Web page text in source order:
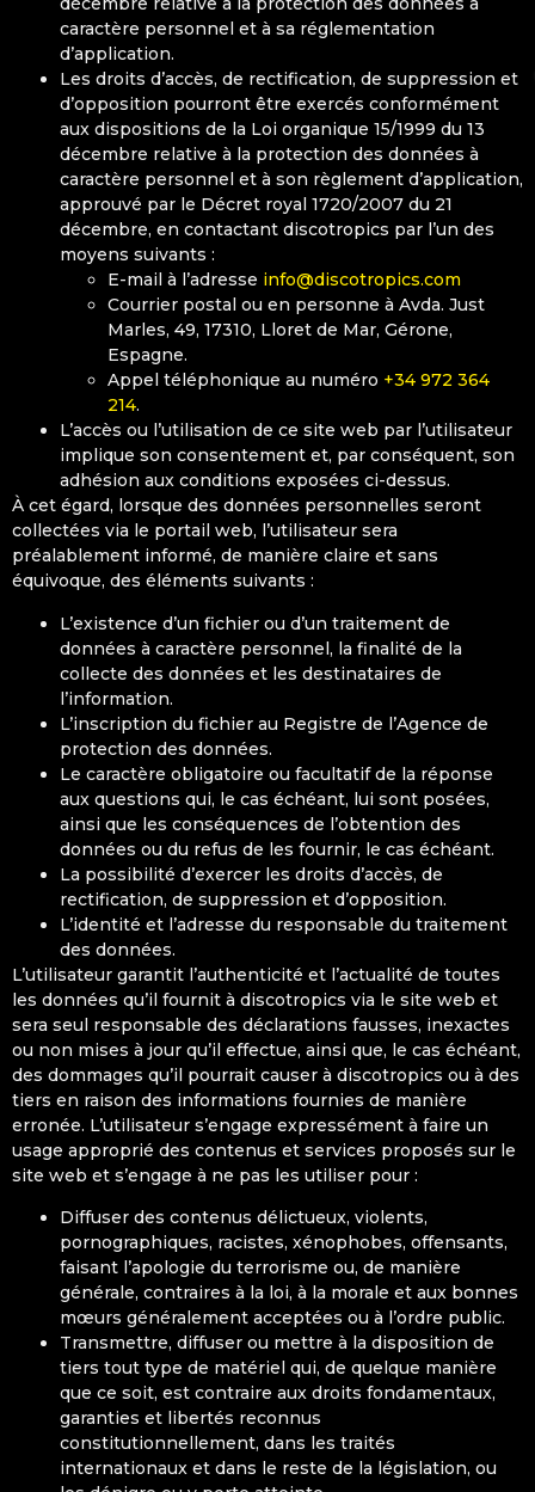
caractère personnel et à sa réglementation
d’application.
Les droits d’accès, de rectification, de suppression et
d’opposition pourront être exercés conformément
aux dispositions de la Loi organique 15/1999 du 13
décembre relative à la protection des données à
caractère personnel et à son règlement d’application,
approuvé par le Décret royal 1720/2007 du 21
décembre, en contactant discotropics par l’un des
moyens suivants :
E-mail à l’adresse info@discotropics.com
Courrier postal ou en personne à Avda. Just
Marles, 49, 17310, Lloret de Mar, Gérone,
Espagne.
Appel téléphonique au numéro +34 972 364
214.
L’accès ou l’utilisation de ce site web par l’utilisateur
implique son consentement et, par conséquent, son
adhésion aux conditions exposées ci-dessus.
À cet égard, lorsque des données personnelles seront
collectées via le portail web, l’utilisateur sera
préalablement informé, de manière claire et sans
équivoque, des éléments suivants :
L’existence d’un fichier ou d’un traitement de
données à caractère personnel, la finalité de la
collecte des données et les destinataires de
l’information.
L’inscription du fichier au Registre de l’Agence de
protection des données.
Le caractère obligatoire ou facultatif de la réponse
aux questions qui, le cas échéant, lui sont posées,
ainsi que les conséquences de l’obtention des
données ou du refus de les fournir, le cas échéant.
La possibilité d’exercer les droits d’accès, de
rectification, de suppression et d’opposition.
L’identité et l’adresse du responsable du traitement
des données.
L’utilisateur garantit l’authenticité et l’actualité de toutes
les données qu’il fournit à discotropics via le site web et
sera seul responsable des déclarations fausses, inexactes
ou non mises à jour qu’il effectue, ainsi que, le cas échéant,
des dommages qu’il pourrait causer à discotropics ou à des
tiers en raison des informations fournies de manière
erronée. L’utilisateur s’engage expressément à faire un
usage approprié des contenus et services proposés sur le
site web et s’engage à ne pas les utiliser pour :
Diffuser des contenus délictueux, violents,
pornographiques, racistes, xénophobes, offensants,
faisant l’apologie du terrorisme ou, de manière
générale, contraires à la loi, à la morale et aux bonnes
mœurs généralement acceptées ou à l’ordre public.
Transmettre, diffuser ou mettre à la disposition de
tiers tout type de matériel qui, de quelque manière
que ce soit, est contraire aux droits fondamentaux,
garanties et libertés reconnus
constitutionnellement, dans les traités
internationaux et dans le reste de la législation, ou